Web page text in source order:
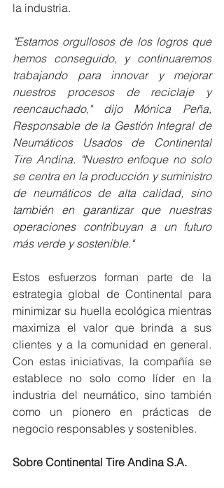
la industria.
"Estamos orgullosos de los logros que
hemos conseguido, y continuaremos
trabajando para innovar y mejorar
nuestros procesos de reciclaje y
reencauchado," dijo Mónica Peña,
Responsable de la Gestión Integral de
Neumáticos Usados de Continental
Tire Andina. "Nuestro enfoque no solo
se centra en la producción y suministro
de neumáticos de alta calidad, sino
también en garantizar que nuestras
operaciones contribuyan a un futuro
más verde y sostenible."
Estos esfuerzos forman parte de la
estrategia global de Continental para
minimizar su huella ecológica mientras
maximiza el valor que brinda a sus
clientes y a la comunidad en general.
Con estas iniciativas, la compañía se
establece no solo como líder en la
industria del neumático, sino también
como un pionero en prácticas de
negocio responsables y sostenibles.
Sobre Continental Tire Andina S.A.